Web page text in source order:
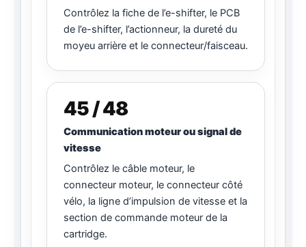
Contrôlez la fiche de l’e-shifter, le PCB
de l’e-shifter, l’actionneur, la dureté du
moyeu arrière et le connecteur/faisceau.
45 / 48
Communication moteur ou signal de
vitesse
Contrôlez le câble moteur, le
connecteur moteur, le connecteur côté
vélo, la ligne d’impulsion de vitesse et la
section de commande moteur de la
cartridge.